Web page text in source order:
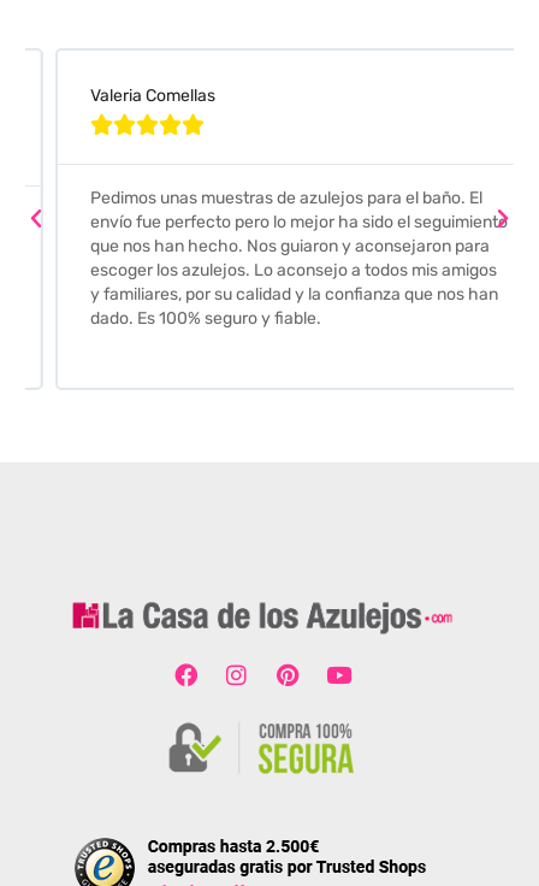
Valeria Comellas

Pedimos unas muestras de azulejos para el baño. El
envío fue perfecto pero lo mejor ha sido el seguimiento
que nos han hecho. Nos guiaron y aconsejaron para
escoger los azulejos. Lo aconsejo a todos mis amigos
y familiares, por su calidad y la confianza que nos han
dado. Es 100% seguro y fiable.